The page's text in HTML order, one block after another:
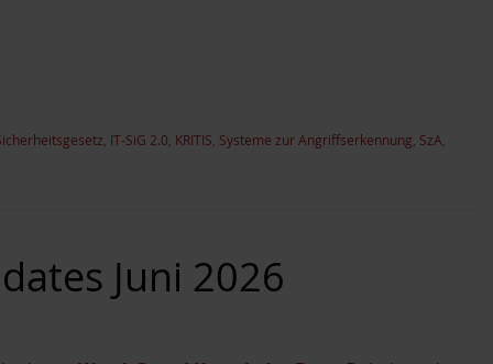
IT-SiG 2.0 KRITIS Systeme zur Angriffserkennung SzA
Juni 2026